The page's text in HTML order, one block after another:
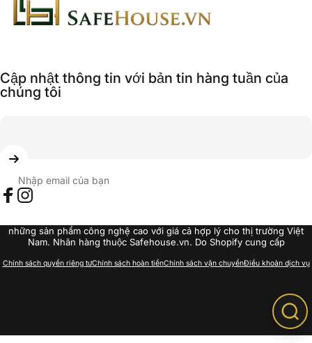
Cập nhật thông tin với bản tin hàng tuần của
chúng tôi
Nhập email của bạn
những sản phẩm công nghệ cao với giá cả hợp lý cho thị trường Việt
Nam. Nhãn hàng thuộc Safehouse.vn. Do Shopify cung cấp
Chính sách quyền riêng tưChính sách hoàn tiềnChính sách vận chuyểnĐiều khoản dịch vụ